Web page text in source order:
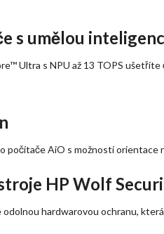
s umělou
Ultra s NPU až 13 TOPS
AiO s možností orientace
HP Wolf
hardwarovou ochranu,